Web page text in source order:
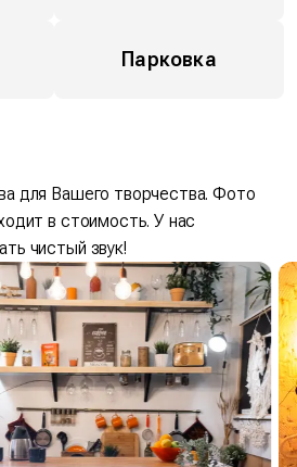
Парковка
для Вашего творчества. Фото
в стоимость. У нас
чистый звук!